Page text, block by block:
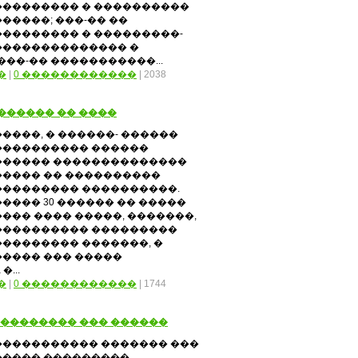
� ����������
���-�� ��
� ���������-
�
�� �����������...
0 ������������ | 2038
�� ����
� ������- ������
������
��������������
�� ����������
����������.
30 ������ �� �����
���� �����, �������,
���������
�������, �
��� �����
0 ������������ | 1744
��� ������
������� ���